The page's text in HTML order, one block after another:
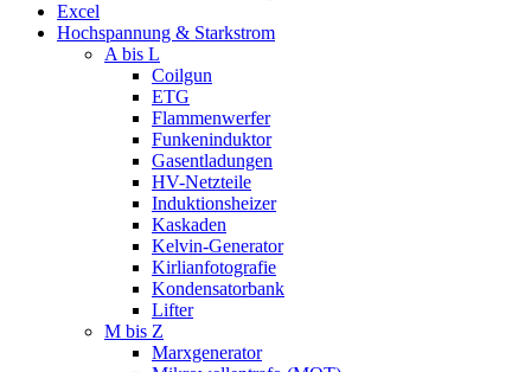
Excel
Hochspannung & Starkstrom
A bis L
Coilgun
ETG
Flammenwerfer
Funkeninduktor
Gasentladungen
HV-Netzteile
Induktionsheizer
Kaskaden
Kelvin-Generator
Kirlianfotografie
Kondensatorbank
Lifter
M bis Z
Marxgenerator